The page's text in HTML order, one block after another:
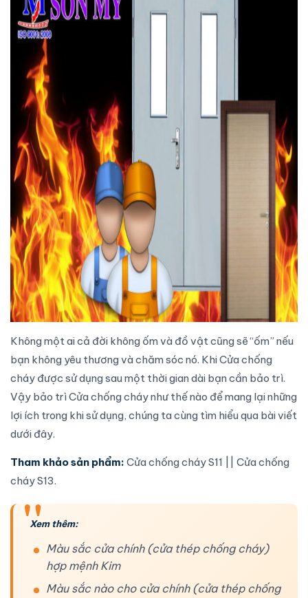
Không một ai cả đời không ốm và đồ vật cũng sẽ “ốm” nếu
bạn không yêu thương và chăm sóc nó. KhiCửa chống
cháy được sử dụng sau một thời gian dài bạn cần bảo trì.
Vậy bảo trìCửa chống cháynhư thế nào để mang lại những
lợi ích trong khi sử dụng, chúng ta cùng tìm hiểu qua bài viết
dưới đây.
Tham khảo sản phẩm: Cửa chống cháy S11
Cửa chống
cháy S13.
Xem thêm:
Màu sắc cửa chính (cửa thép chống cháy)
hợp mệnh Kim
Màu sắc nào cho cửa chính (cửa thép chống